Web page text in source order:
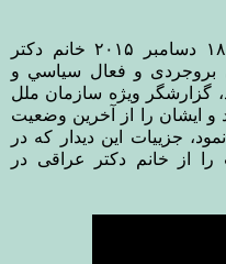
صبح جمعه ١٨ دسامبر ۲۰۱۵ خانم دكتر
بروجردی و فعال سياسي و
گزارشگر ويژه سازمان ملل
و ايشان را از آخرين وضعيت
جزييات اين ديدار که در
از خانم دکتر عراقی در